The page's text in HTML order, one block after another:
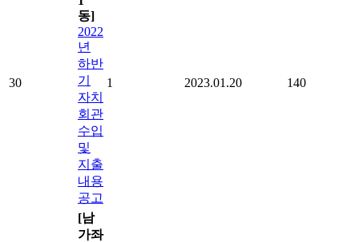
30
동]
2022
년
하반
기
자치
회관
수입
및
지출
내용
공고
1 2023.01.20 140
[남
가좌